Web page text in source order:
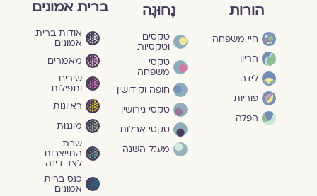
הורות
חיי משפחה
הריון
לידה
פוריות
הפלה
נָחוּגָה
טקסים
וטקסיות
טקסי
משפחה
חופה וקידושין
טקסי גירושין
טקסי אבלות
מעגל השנה
ברית אמונים
אודות ברית
אמונים
מאמרים
שירים
ותפילות
ראיונות
מוגנוּת
שבת
התייצבות
לצד דינה
כנס ברית
אמונים